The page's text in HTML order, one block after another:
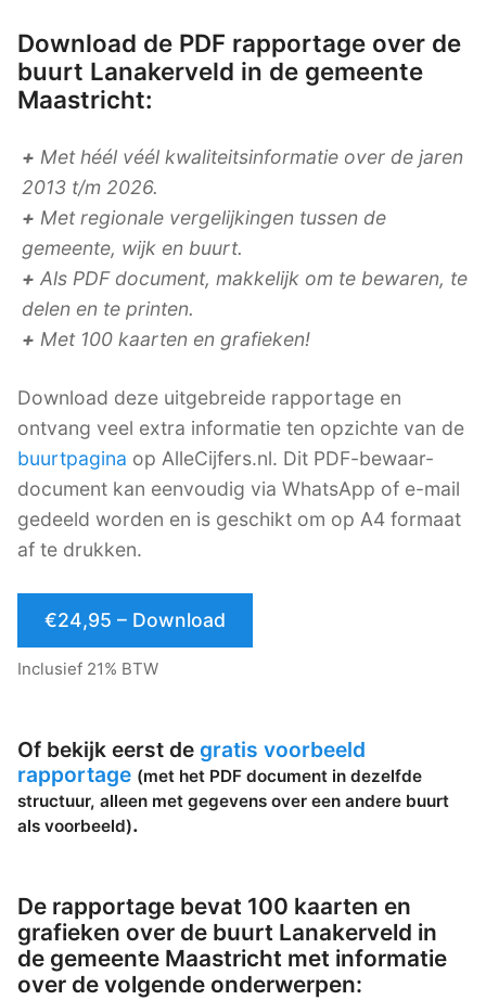
Download de PDF rapportage over de
buurt Lanakerveld in de gemeente
Maastricht:
+ Met héél véél kwaliteitsinformatie over de jaren
2013 t/m 2026.
+ Met regionale vergelijkingen tussen de
gemeente, wijk en buurt.
+ Als PDF document, makkelijk om te bewaren, te
delen en te printen.
+ Met 100 kaarten en grafieken!
Download deze uitgebreide rapportage en
ontvang veel extra informatie ten opzichte van de
buurtpagina op AlleCijfers.nl. Dit PDF-bewaar-
document kan eenvoudig via WhatsApp of e-mail
gedeeld worden en is geschikt om op A4 formaat
af te drukken.
€24,95 – Download
Inclusief 21% BTW
Of bekijk eerst de gratis voorbeeld
rapportage (met het PDF document in dezelfde
structuur, alleen met gegevens over een andere buurt
als voorbeeld).
De rapportage bevat 100 kaarten en
grafieken over de buurt Lanakerveld in
de gemeente Maastricht met informatie
over de volgende onderwerpen: